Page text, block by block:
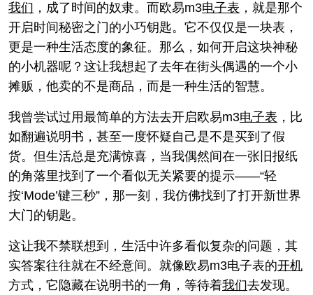
我们 ，成了时间的奴隶。而欧易m3电子表 ，就是那个
开启时间秘密之门的小巧钥匙。它不仅仅是一块表，
更是一种生活态度的象征。那么，如何开启这块神秘
的小机器呢？这让我想起了去年在街头偶遇的一个小
摊贩，他卖的不是商品，而是一种生活的智慧。
我曾尝试过用最简单的方法去开启欧易m3电子表 ，比
如翻遍说明书，甚至一度怀疑自己是不是买到了假
货。但生活总是充满惊喜，当我偶然间在一张旧报纸
的角落里找到了一个看似无关紧要的提示——“轻
按‘Mode’键三秒”，那一刻，我仿佛找到了打开新世界
大门的钥匙。
这让我不禁联想到，生活中许多看似复杂的问题，其
实答案往往就在不经意间。就像欧易m3电子表的开机
方式，它隐藏在说明书的一角，等待着我们去发现。